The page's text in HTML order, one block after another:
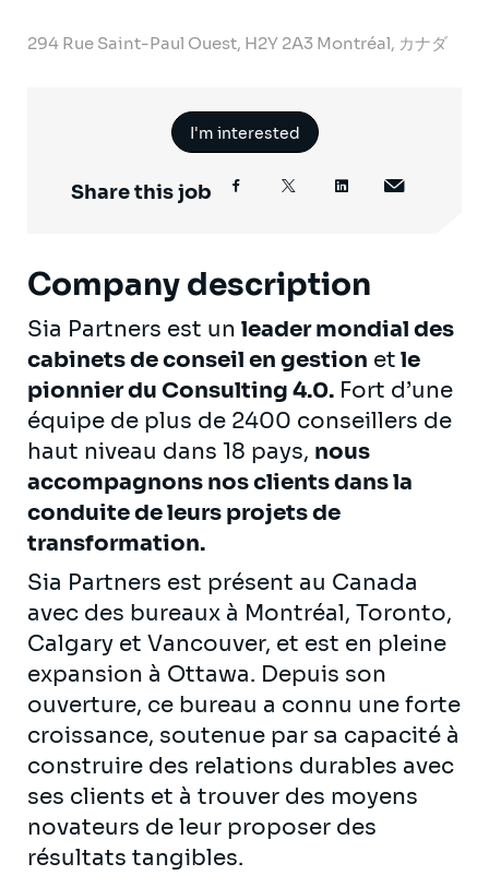
294 Rue Saint-Paul Ouest, H2Y 2A3 Montréal, カナダ
I'm interested
Share this job
Company description
Sia Partners est un leader mondial des
cabinets de conseil en gestion et le
pionnier du Consulting 4.0. Fort d’une
équipe de plus de 2400 conseillers de
haut niveau dans 18 pays, nous
accompagnons nos clients dans la
conduite de leurs projets de
transformation.
Sia Partners est présent au Canada
avec des bureaux à Montréal, Toronto,
Calgary et Vancouver, et est en pleine
expansion à Ottawa. Depuis son
ouverture, ce bureau a connu une forte
croissance, soutenue par sa capacité à
construire des relations durables avec
ses clients et à trouver des moyens
novateurs de leur proposer des
résultats tangibles.